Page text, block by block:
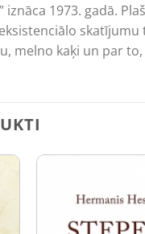
iznāca 1973. gadā.
melno kaķi un par